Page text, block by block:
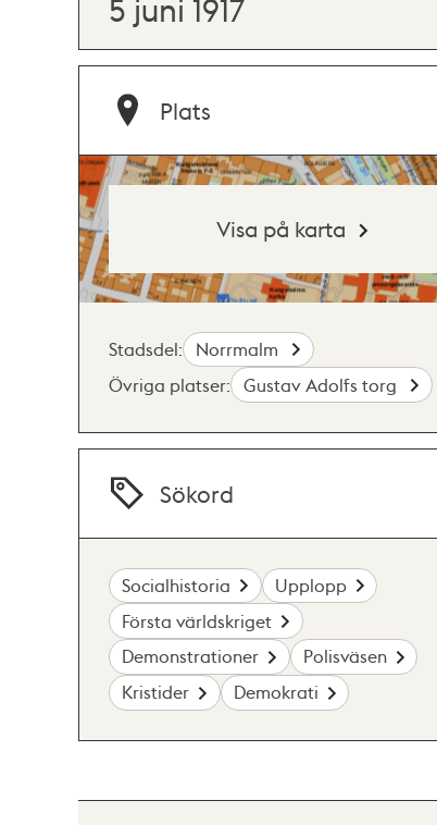
5 juni 1917
Plats
Visa på karta
Stadsdel:
Norrmalm
Övriga platser:
Gustav Adolfs torg
Sökord
Socialhistoria
Upplopp
Första världskriget
Demonstrationer
Polisväsen
Kristider
Demokrati